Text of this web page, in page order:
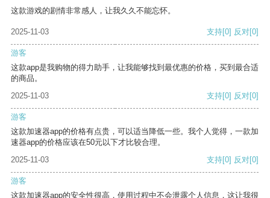
这款游戏的剧情非常感人，让我久久不能忘怀。
2025-11-03 支持[0] 反对[0]
游客
这款app是我购物的得力助手，让我能够找到最优惠的价格，买到最合适
的商品。
2025-11-03
支持[0] 反对[0]
游客
这款加速器app的价格有点贵，可以适当降低一些。我个人觉得，一款加
速器app的价格应该在50元以下才比较合理。
2025-11-03
支持[0] 反对[0]
游客
这款加速器app的安全性很高，使用过程中不会泄露个人信息，这让我很